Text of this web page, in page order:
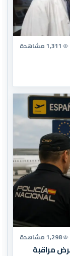
1,311 مشاهدة
1,298 مشاهدة
مراقبة